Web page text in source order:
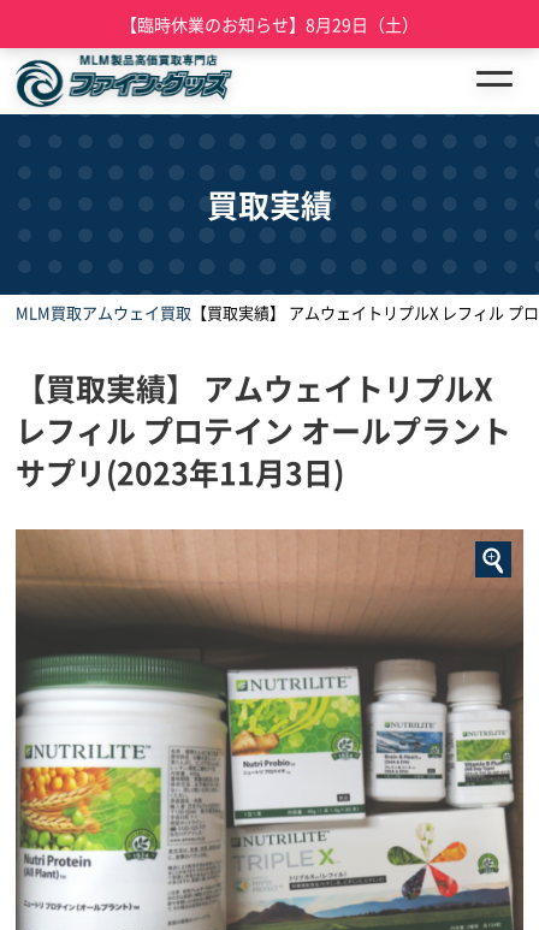
【臨時休業のお知らせ】8月29日（土）
買取実績
MLM買取アムウェイ買取 【買取実績】 アムウェイトリプルX レフィル
【買取実績】 アムウェイトリプルX
レフィル プロテイン オールプラント
サプリ(2023年11月3日)